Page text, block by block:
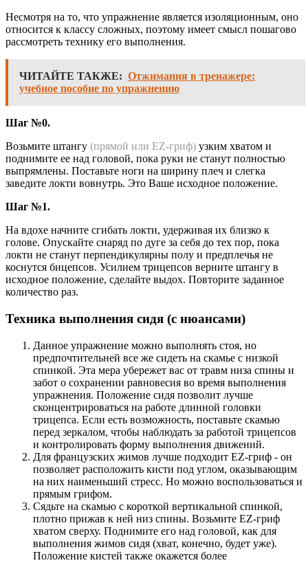
Несмотря на то, что упражнение является изоляционным, оно
относится к классу сложных, поэтому имеет смысл пошагово
рассмотреть технику его выполнения.
ЧИТАЙТЕ ТАКЖЕ: Отжимания в тренажере:
учебное пособие по упражнению
Шаг №0.
Возьмите штангу (прямой или EZ-гриф) узким хватом и
поднимите ее над головой, пока руки не станут полностью
выпрямлены. Поставьте ноги на ширину плеч и слегка
заведите локти вовнутрь. Это Ваше исходное положение.
Шаг №1.
На вдохе начните сгибать локти, удерживая их близко к
голове. Опускайте снаряд по дуге за себя до тех пор, пока
локти не станут перпендикулярны полу и предплечья не
коснутся бицепсов. Усилием трицепсов верните штангу в
исходное положение, сделайте выдох. Повторите заданное
количество раз.
Техника выполнения сидя (с нюансами)
Данное упражнение можно выполнять стоя, но
предпочтительней все же сидеть на скамье с низкой
спинкой. Эта мера убережет вас от травм низа спины и
забот о сохранении равновесия во время выполнения
упражнения. Положение сидя позволит лучше
сконцентрироваться на работе длинной головки
трицепса. Если есть возможность, поставьте скамью
перед зеркалом, чтобы наблюдать за работой трицепсов
и контролировать форму выполнения движений.
Для французских жимов лучше подходит EZ-гриф - он
позволяет расположить кисти под углом, оказывающим
на них наименьший стресс. Но можно воспользоваться и
прямым грифом.
Сядьте на скамью с короткой вертикальной спинкой,
плотно прижав к ней низ спины. Возьмите EZ-гриф
хватом сверху. Поднимите его над головой, как для
выполнения жимов сидя (хват, конечно, будет уже).
Положение кистей также окажется более